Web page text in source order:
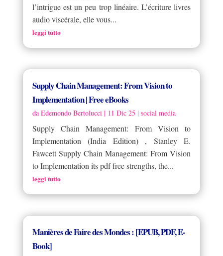
l’intrigue est un peu trop linéaire. L’écriture livres
audio viscérale, elle vous...
leggi tutto
Supply Chain Management: From Vision to
Implementation | Free eBooks
da Edemondo Bertolucci| 11 Dic 25 | social media
Supply Chain Management: From Vision to
Implementation (India Edition) , Stanley E.
Fawcett Supply Chain Management: From Vision
to Implementation its pdf free strengths, the...
leggi tutto
Manières de Faire des Mondes : [EPUB, PDF, E-
Book]